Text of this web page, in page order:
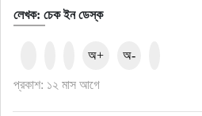
লেখক: চেক ইন ডেস্ক
প্রকাশ: ১২ মাস আগে
অ+ অ-